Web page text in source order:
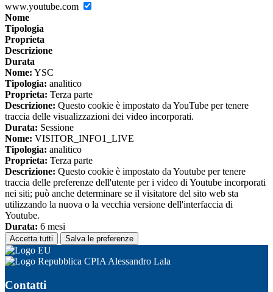
www.youtube.com
Nome
Tipologia
Proprieta
Descrizione
Durata
Nome: YSC
Tipologia: analitico
Proprieta: Terza parte
Descrizione: Questo cookie è impostato da YouTube per tenere
traccia delle visualizzazioni dei video incorporati.
Durata: Sessione
Nome: VISITOR_INFO1_LIVE
Tipologia: analitico
Proprieta: Terza parte
Descrizione: Questo cookie è impostato da Youtube per tenere
traccia delle preferenze dell'utente per i video di Youtube incorporati
nei siti; può anche determinare se il visitatore del sito web sta
utilizzando la nuova o la vecchia versione dell'interfaccia di
Youtube.
Durata: 6 mesi
Accetta tutti Salva le preferenze
CPIA Alessandro Lala
Contatti